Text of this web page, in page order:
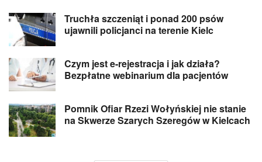
Truchła szczeniąt i ponad 200 psów
ujawnili policjanci na terenie Kielc
Czym jest e-rejestracja i jak działa?
Bezpłatne webinarium dla pacjentów
Pomnik Ofiar Rzezi Wołyńskiej nie stanie
na Skwerze Szarych Szeregów w Kielcach